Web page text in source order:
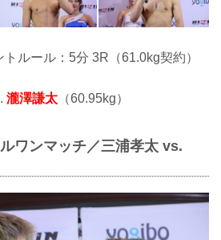
ルール：5分 3R（61.0kg契約）
瀧澤謙太 （60.95kg）
ワンマッチ／三浦孝太 vs.